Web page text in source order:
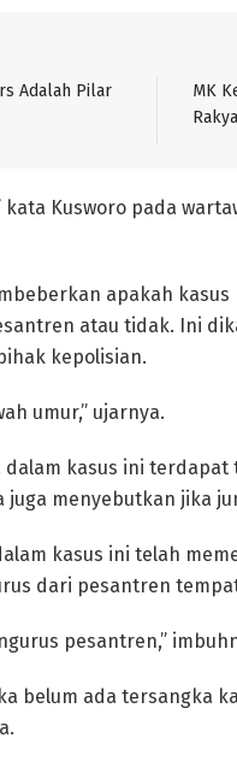
Adalah Pilar
MK
Kusworo pada
apakah
atau tidak. Ini
kepolisian.
umur,” ujarnya.
dalam kasus ini
juga menyebutkan jika
kasus ini telah
dari pesantren
pesantren,”
belum ada tersangka